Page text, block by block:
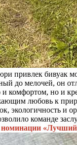
привлек бивуак
до мелочей, он
комфортом, но и
любовь к
экологичность и
команде
номинации